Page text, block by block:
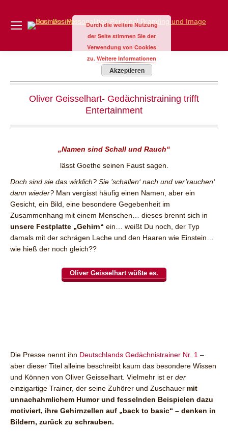
Oliver Geisselhart- Gedächnistraining trifft
Entertainment
„Namen sind Schall und Rauch“
lässt Goethe seinen Faust sagen.
Doch sind sie das wirklich? Sie ’schallen‘ nach und ver’rauchen‘
dann wieder? Man vergisst häufig einen Namen, aber ein
Gesicht, ein Bild, eine besondere Gegebenheit im
Zusammenhang mit einem Menschen… dieses brennt sich in
unsere Festplatte „Gehirn“ ein… weißt Du noch, der Typ
damals mit der schrägen Lache und den Haaren wie Einstein…
wie hieß der noch gleich??
Oliver Geisselhart wüßte es.
Die Presse nennt ihn Deutschlands Gedächnistrainer Nr. 1 –
aber dieser Titel alleine beschreibt kaum das besondere Wissen
und Können von Oliver Geisselhart. Vielmehr ist er der
einzigartige Trainer, der seine Zuhörer und Zuschauer mit
unnachahmlichem Humor und fesselnden Beispielen dazu
motiviert, ihre Gehirnzellen auf „back to basic“ – denken in
Bildern, zurück zu schrauben.
Durch die weitere Nutzung
der Seite stimmen Sie der
Verwendung von Cookies
zu. Weitere Informationen
Akzeptieren